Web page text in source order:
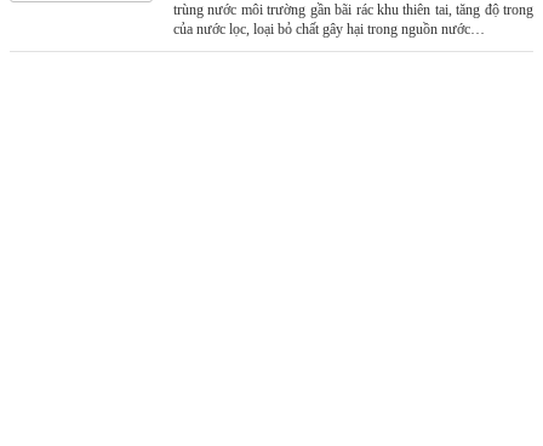
trùng nước môi trường gần bãi rác khu thiên tai, tăng độ trong
của nước lọc, loại bỏ chất gây hại trong nguồn nước…